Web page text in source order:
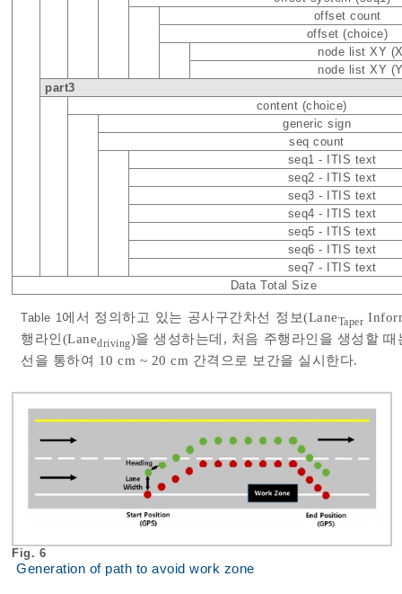
offset count
offset (choice)
node list XY
node list XY
part3
content (choice)
generic sign
seq count
seq1 - ITIS text
seq2 - ITIS text
seq3 - ITIS text
seq4 - ITIS text
seq5 - ITIS text
seq6 - ITIS text
seq7 - ITIS text
Data Total Size
Table 1에서 정의하고 있는 공사구간차선 정보(LaneTaper
행라인(Lanedriving)을 생성하는데, 처음 주행라인을 생성할
선을 통하여 10 cm ~ 20 cm 간격으로 보간을 실시한다.
Fig. 6
Generation of path to avoid work zone